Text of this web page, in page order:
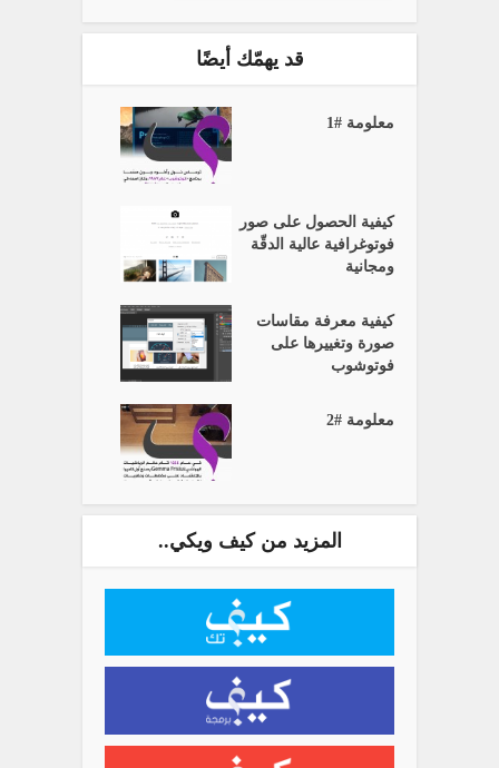
قد يهمّك أيضًا
معلومة #1
كيفية الحصول على صور
فوتوغرافية عالية الدقّة
ومجانية
كيفية معرفة مقاسات
صورة وتغييرها على
فوتوشوب
معلومة #2
المزيد من كيف ويكي..